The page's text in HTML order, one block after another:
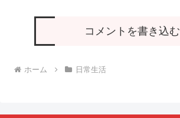
コメントを書き込む
ホーム 日常生活